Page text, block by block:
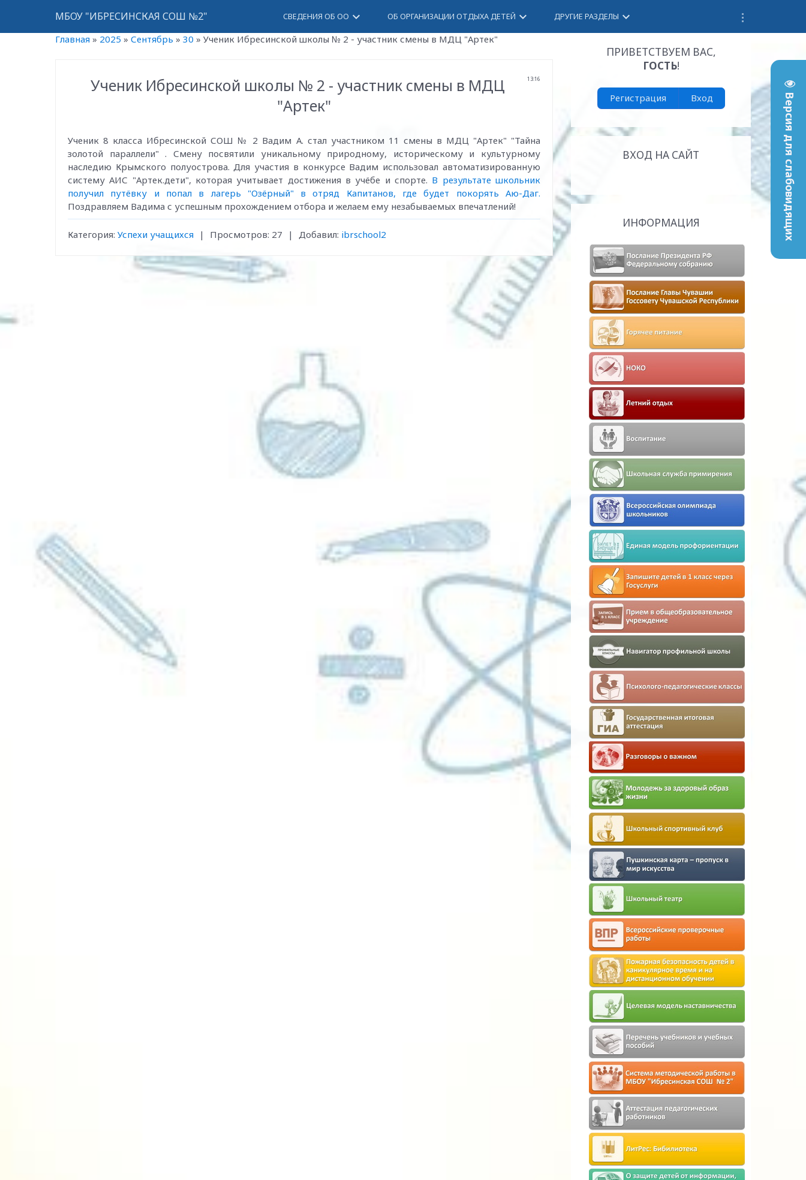
Версия для слабовидящих
МБОУ "ИБРЕСИНСКАЯ СОШ №2" СВЕДЕНИЯ ОБ ОО keyboard_arrow_down ОБ ОРГАНИЗАЦИИ ОТДЫХА ДЕТЕЙ keyboard_arrow_down ДРУГИЕ РАЗДЕЛЫ keyboard_arrow_down
Главная » 2025 » Сентябрь » 30 » Ученик Ибресинской школы № 2 - участник смены в МДЦ "Артек"
13:16
Ученик Ибресинской школы № 2 - участник смены в МДЦ
"Артек"
Ученик 8 класса Ибресинской СОШ № 2 Вадим А. стал участником 11 смены в МДЦ "Артек" "Тайна
золотой параллели" . Смену посвятили уникальному природному, историческому и культурному
наследию Крымского полуострова. Для участия в конкурсе Вадим использовал автоматизированную
систему АИС "Артек.дети", которая учитывает достижения в учёбе и спорте. В результате школьник
получил путёвку и попал в лагерь "Озёрный" в отряд Капитанов, где будет покорять Аю-Даг.
Поздравляем Вадима с успешным прохождением отбора и желаем ему незабываемых впечатлений!
Категория: Успехи учащихся | Просмотров: 27 | Добавил: ibrschool2
ПРИВЕТСТВУЕМ ВАС,
ГОСТЬ!
Регистрация Вход
ВХОД НА САЙТ
ИНФОРМАЦИЯ